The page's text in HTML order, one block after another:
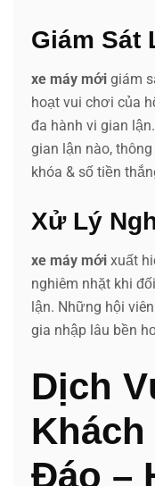
Giám Sát
xe máy mới giám
hoạt vui chơi của
đa hành vi gian
gian lận nào,
khóa & số tiền
Xử Lý
xe máy mới xuất
nghiêm nhặt khi
lận. Những hội
gia nhập lâu bền
Dịch
Khách
Đáo –